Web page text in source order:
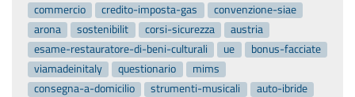
commercio
credito-imposta-gas
convenzione-siae
arona
sostenibilit corsi-sicurezza
austria
esame-restauratore-di-beni-culturali
ue
bonus-facciate
viamadeinitaly
questionario
mims
consegna-a-domicilio
strumenti-musicali
auto-ibride